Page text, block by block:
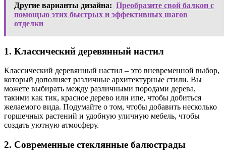
Другие варианты дизайна: Преобразите свой балкон с
помощью этих быстрых и эффективных шагов
отделки
1. Классический деревянный настил
Классический деревянный настил – это вневременной выбор,
который дополняет различные архитектурные стили. Вы
можете выбирать между различными породами дерева,
такими как тик, красное дерево или ипе, чтобы добиться
желаемого вида. Подумайте о том, чтобы добавить несколько
горшечных растений и удобную уличную мебель, чтобы
создать уютную атмосферу.
2. Современные стеклянные балюстрады